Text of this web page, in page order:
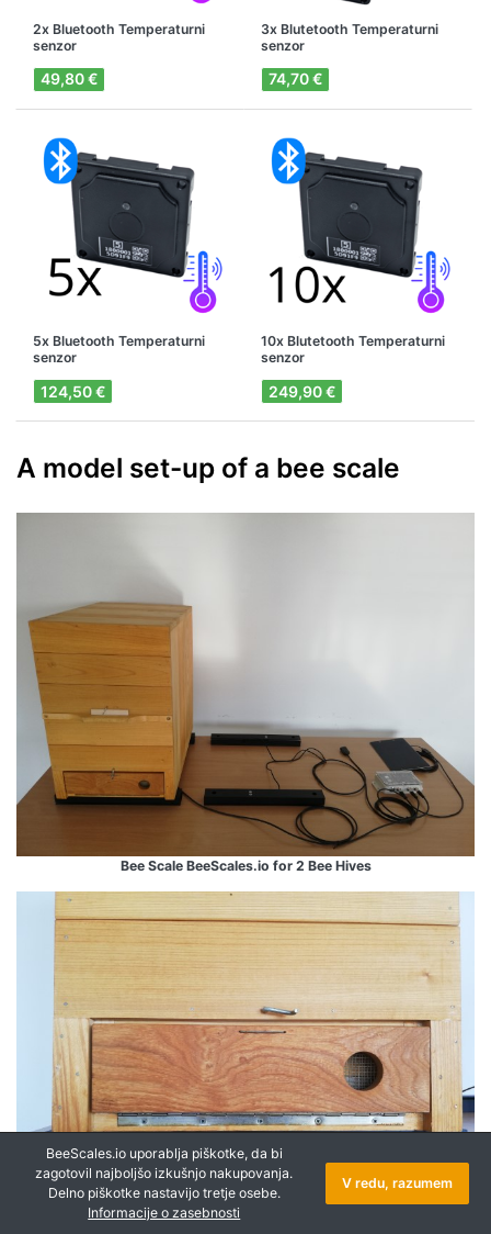
2x Bluetooth Temperaturni
senzor
49,80 €
3x Blutetooth Temperaturni
senzor
74,70 €
5x Bluetooth Temperaturni
senzor
124,50 €
10x Blutetooth Temperaturni
senzor
249,90 €
A model set-up of a bee scale
Bee Scale BeeScales.io for 2 Bee Hives
BeeScales.io uporablja piškotke, da bi
zagotovil najboljšo izkušnjo nakupovanja.
Delno piškotke nastavijo tretje osebe.
Informacije o zasebnosti
V redu, razumem